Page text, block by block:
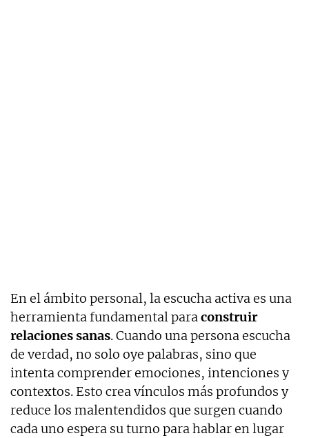
En el ámbito personal, la escucha activa es una
herramienta fundamental paraconstruir
relaciones sanas. Cuando una persona escucha
de verdad, no solo oye palabras, sino que
intenta comprender emociones, intenciones y
contextos. Esto crea vínculos más profundos y
reduce los malentendidos que surgen cuando
cada uno espera su turno para hablar en lugar